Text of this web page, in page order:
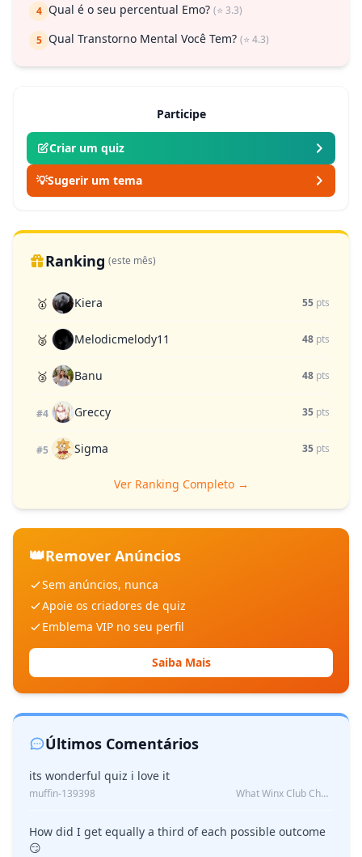
4 Qual é o seu percentual Emo? (⭐ 3.3)
5 Qual Transtorno Mental Você Tem? (⭐ 4.3)
Participe
Criar um quiz
💡Sugerir um tema
Ranking (este mês)
🥇 Kiera 55 pts
🥈 Melodicmelody11 48 pts
🥉 Banu 48 pts
#4 Greccy 35 pts
#5 Sigma 35 pts
Ver Ranking Completo →
👑Remover Anúncios
Sem anúncios, nunca
Apoie os criadores de quiz
Emblema VIP no seu perfil
Saiba Mais
Últimos Comentários
its wonderful quiz i love it
muffin-139398 What Winx Club Character Are You?
How did I get equally a third of each possible outcome
😏